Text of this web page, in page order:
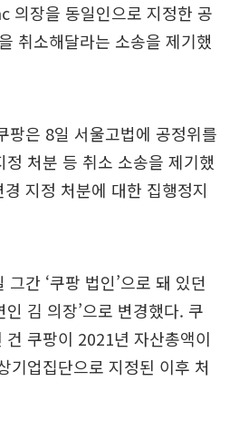
의장을 동일인으로 지정한 공
취소해달라는 소송을 제기했
팡은 8일 서울고법에 공정위를
처분 등 취소 소송을 제기했
지정 처분에 대한 집행정지
간 ‘쿠팡 법인’으로 돼 있던
인 김 의장’으로 변경했다. 쿠
건 쿠팡이 2021년 자산총액이
기업집단으로 지정된 이후 처